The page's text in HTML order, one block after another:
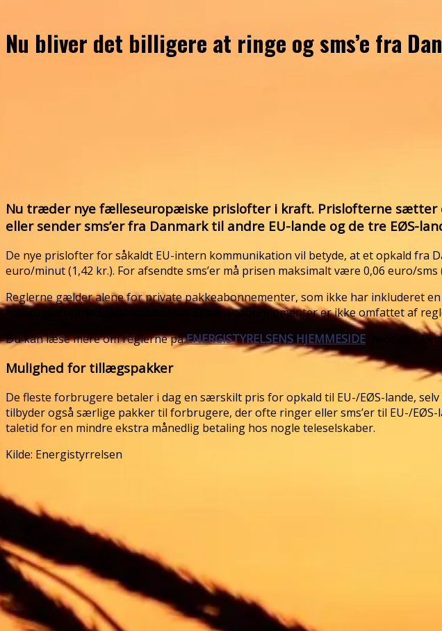
Nu bliver det billigere at ringe og sms’e fra
Nu træder nye fælleseuropæiske prislofter i kraft. Prislofterne
eller sender sms’er fra Danmark til andre EU-lande og de tre EØS-
De nye prislofter for såkaldt EU-intern kommunikation vil betyde, at et opkald fra
euro/minut (1,42 kr.). For afsendte sms’er må prisen maksimalt være 0,06 euro/
Reglerne gælder alene for private pakkeabonnementer, som ikke har inkluderet
forbrugsafregnede abonnementer. Erhvervsabonnementer er ikke omfattet af
Du kan læse mere om reglerne påENERGISTYRELSENS HJEMMESIDE hvor du
Mulighed for tillægspakker
De fleste forbrugere betaler i dag en særskilt pris for opkald til EU-/EØS-lande,
tilbyder også særlige pakker til forbrugere, der ofte ringer eller sms’er til EU-/
taletid for en mindre ekstra månedlig betaling hos nogle teleselskaber.
Kilde: Energistyrrelsen